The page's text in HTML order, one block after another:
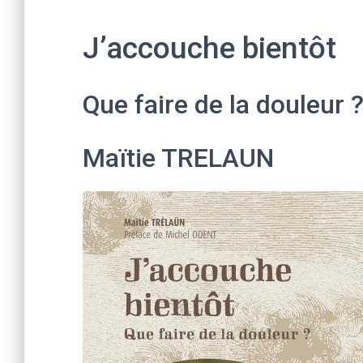
J’accouche bientôt
Que faire de la douleur ?
Maïtie TRELAUN